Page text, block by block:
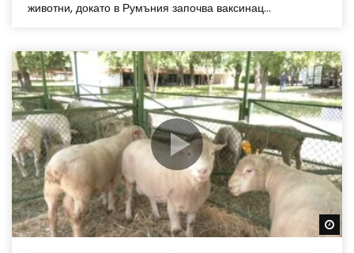
животни, докато в Румъния започва ваксинац...